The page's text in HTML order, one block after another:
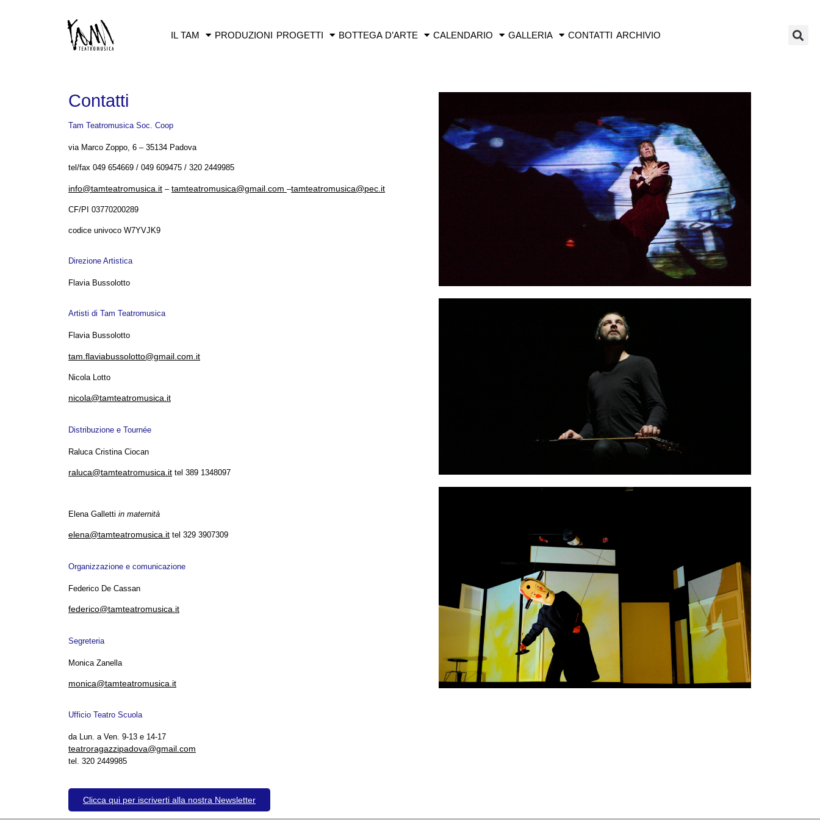
IL TAM PRODUZIONI PROGETTI BOTTEGA D’ARTE CALENDARIO GALLERIA CONTATTI ARCHIVIO
Contatti
Tam Teatromusica Soc. Coop
via Marco Zoppo, 6 – 35134 Padova
tel/fax 049 654669 / 049 609475 / 320 2449985
info@tamteatromusica.it – tamteatromusica@gmail.com –tamteatromusica@pec.it
CF/PI 03770200289
codice univoco W7YVJK9
Direzione Artistica
Flavia Bussolotto
Artisti di Tam Teatromusica
Flavia Bussolotto
tam .flaviabussolotto@gmail.com.it
Nicola Lotto
nicola@tamteatromusica.it
Distribuzione e Tournée
Raluca Cristina Ciocan
raluca@tamteatromusica.it tel 389 1348097
Elena Galletti in maternità
elena@tamteatromusica.it tel 329 3907309
Organizzazione e comunicazione
Federico De Cassan
federico@tamteatromusica.it
Segreteria
Monica Zanella
monica@tamteatromusica.it
Ufficio Teatro Scuola
da Lun. a Ven. 9-13 e 14-17
teatroragazzipadova@gmail.com
tel. 320 2449985
Clicca qui per iscriverti alla nostra Newsletter